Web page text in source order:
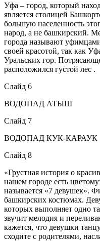
Уфа – город, который
является столицей
большую населенность
народ, а не башкирский.
города называют
своей красотой, так как
Уральских гор.
расположился густой лес .
Слайд 6
ВОДОПАД АТЫШ
Слайд 7
ВОДОПАД КУК-КАРАУК
Слайд 8
«Грустная история о
нашем городе есть
называется «7 девушек».
башкирских костюмах.
которых выполняет одно
звучит мелодия и
кажется, что девушки
сходите с родителями,